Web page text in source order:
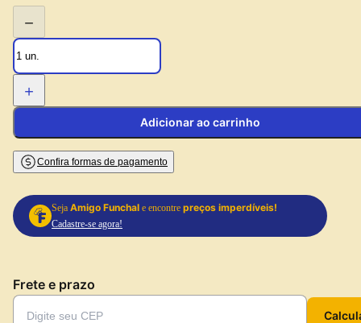
−
+
Adicionar ao carrinho
Confira formas de pagamento
Seja Amigo Funchal e encontre preços imperdíveis!
Cadastre-se agora!
Frete e prazo